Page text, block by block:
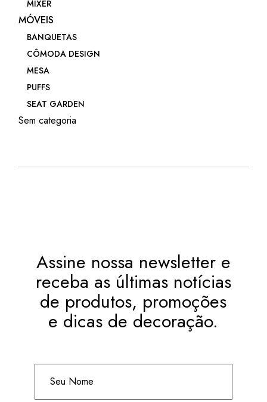
MIXER
MÓVEIS
BANQUETAS
CÔMODA DESIGN
MESA
PUFFS
SEAT GARDEN
Sem categoria
Assine nossa newsletter e
receba as últimas notícias
de produtos, promoções
e dicas de decoração.